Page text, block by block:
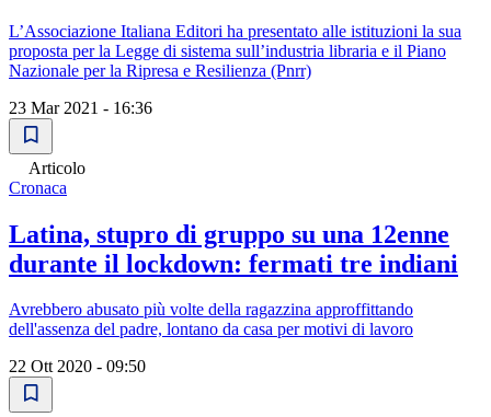
L’Associazione Italiana Editori ha presentato alle istituzioni la sua
proposta per la Legge di sistema sull’industria libraria e il Piano
Nazionale per la Ripresa e Resilienza (Pnrr)
23 Mar 2021 - 16:36
Articolo
Cronaca
Latina, stupro di gruppo su una 12enne
durante il lockdown: fermati tre indiani
Avrebbero abusato più volte della ragazzina approffittando
dell'assenza del padre, lontano da casa per motivi di lavoro
22 Ott 2020 - 09:50